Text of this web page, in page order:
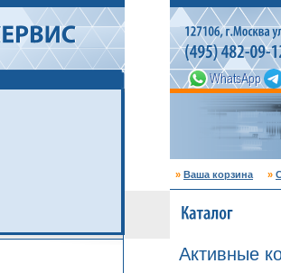
» Ваша корзина »
Активные